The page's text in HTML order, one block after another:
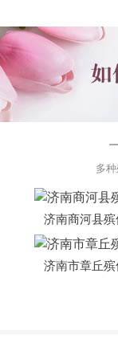
多
济南商河县殡
济南市章丘殡